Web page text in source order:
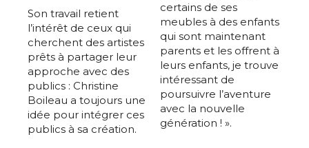
Son travail retient
l’intérêt de ceux qui
cherchent des artistes
prêts à partager leur
approche avec des
publics : Christine
Boileau a toujours une
idée pour intégrer ces
publics à sa création.
certains de ses
meubles à des enfants
qui sont maintenant
parents et les offrent à
leurs enfants, je trouve
intéressant de
poursuivre l’aventure
avec la nouvelle
génération ! ».